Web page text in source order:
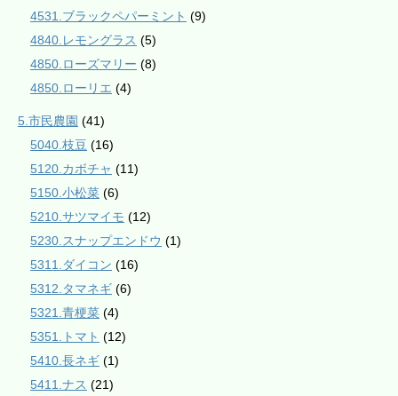
4531.ブラックペパーミント (9)
4840.レモングラス (5)
4850.ローズマリー (8)
4850.ローリエ (4)
5.市民農園 (41)
5040.枝豆 (16)
5120.カボチャ (11)
5150.小松菜 (6)
5210.サツマイモ (12)
5230.スナップエンドウ (1)
5311.ダイコン (16)
5312.タマネギ (6)
5321.青梗菜 (4)
5351.トマト (12)
5410.長ネギ (1)
5411.ナス (21)